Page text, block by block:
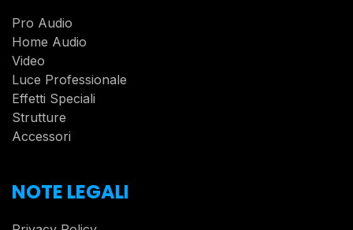
Pro Audio
Home Audio
Video
Luce Professionale
Effetti Speciali
Strutture
Accessori
NOTE LEGALI